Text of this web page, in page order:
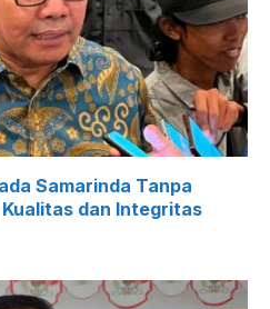
Samarinda Tanpa
dan Integritas